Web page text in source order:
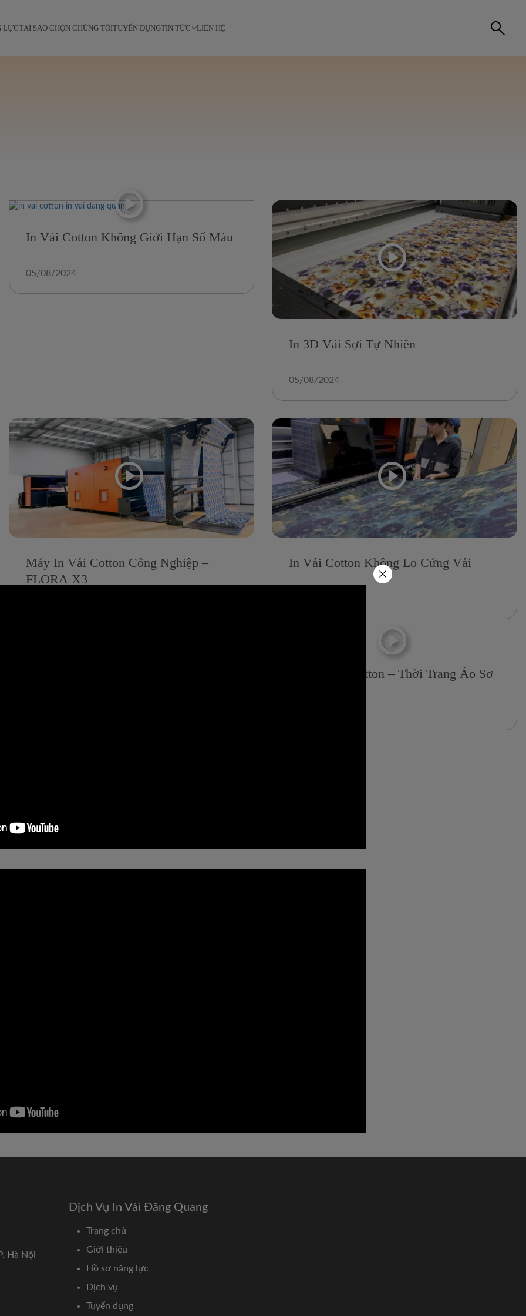
LỰCTẠI SAO CHỌN CHÚNG TÔITUYỂN DỤNGTIN TỨC LIÊN HỆ
In Vải Cotton Không Giới Hạn Số Màu
05/08/2024
In 3D Vải Sợi Tự Nhiên
05/08/2024
Máy In Vải Cotton Công Nghiệp –
FLORA X3
In Vải Cotton Không Lo Cứng Vải
In Vải Thô Cotton – Thời Trang Áo Sơ
Hà Nội
Dịch Vụ In Vải Đăng Quang
Trang chủ
Giới thiệu
Hồ sơ năng lực
Dịch vụ
Tuyển dụng